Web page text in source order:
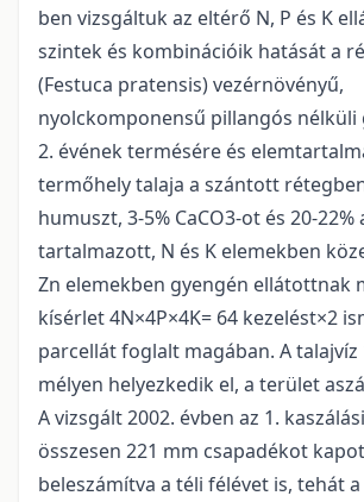
ben vizsgáltuk az eltérő N, P és K
szintek és kombinációik hatását a
(Festuca pratensis) vezérnövényű,
nyolckomponensű pillangós nélküli
2. évének termésére és
termőhely talaja a szántott
humuszt, 3-5% CaCO3-ot és 20-
tartalmazott, N és K elemekben
Zn elemekben gyengén ellátottnak
kísérlet 4N×4P×4K= 64 kezelést×2
parcellát foglalt magában. A talajvíz
mélyen helyezkedik el, a terület
A vizsgált 2002. évben az 1.
összesen 221 mm csapadékot
beleszámítva a téli félévet is, tehát